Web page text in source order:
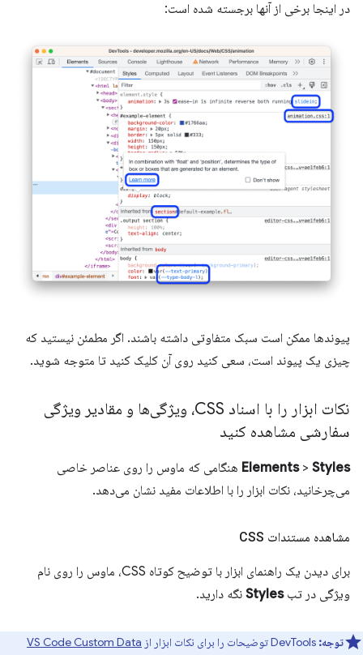
در اینجا برخی از آنها برجسته شده است:
پیوندها ممکن است سبک متفاوتی داشته باشند. اگر مطمئن نیستید که
چیزی یک پیوند است، سعی کنید روی آن کلیک کنید تا متوجه شوید.
نکات ابزار را با اسناد CSS، ویژگی‌ها و مقادیر ویژگی
سفارشی مشاهده کنید
Elements> Styles
هنگامی که ماوس را روی عناصر خاصی
می‌چرخانید، نکات ابزار را با اطلاعات مفید نشان می‌دهد.
مشاهده مستندات CSS
برای دیدن یک راهنمای ابزار با توضیح کوتاه CSS، ماوس را روی نام
ویژگی در تبStyles نگه دارید.
توجه:
VS Code Custom Data